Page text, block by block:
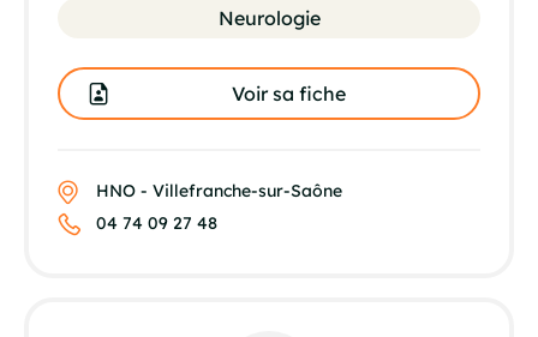
Neurologie
Voir sa fiche
HNO - Villefranche-sur-Saône
04 74 09 27 48